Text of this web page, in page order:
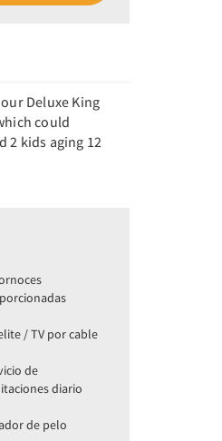
Deluxe King
could
2 kids aging 12
/ TV por cable
de
diario
de pelo